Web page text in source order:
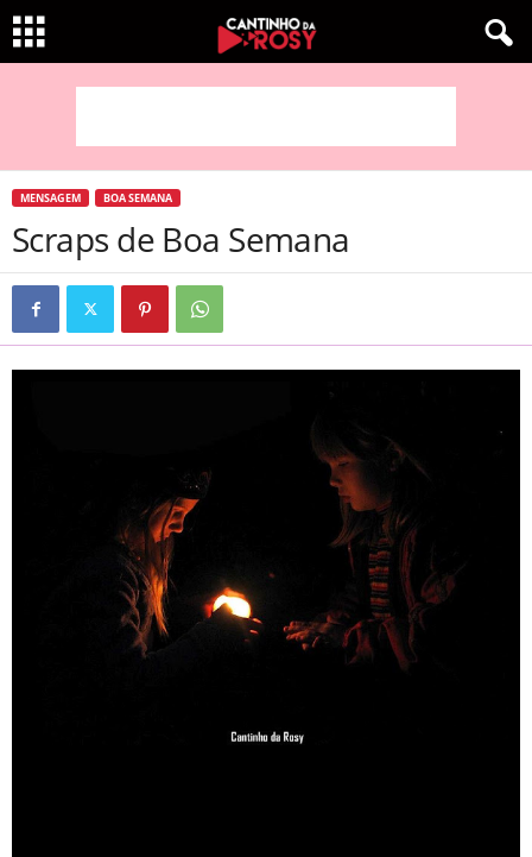
MENSAGEM BOA SEMANA
Scraps de Boa Semana